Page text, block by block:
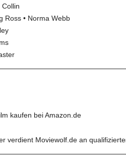
Collin
Ross • Norma Webb
kaufen bei Amazon.de
verdient Moviewolf.de an